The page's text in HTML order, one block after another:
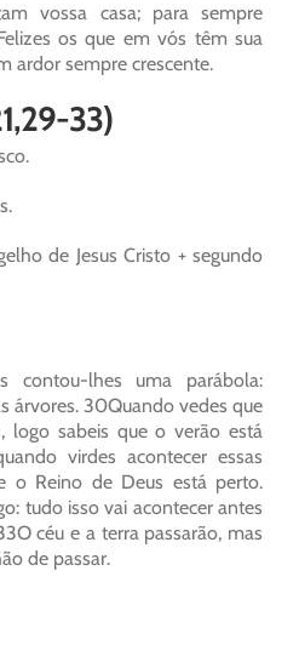
vossa casa; para sempre
os que em vós têm sua
ardor sempre crescente.
33)
de Jesus Cristo + segundo
contou-lhes uma parábola:
árvores. 30Quando vedes que
logo sabeis que o verão está
virdes acontecer essas
o Reino de Deus está perto.
tudo isso vai acontecer antes
céu e a terra passarão, mas
de passar.